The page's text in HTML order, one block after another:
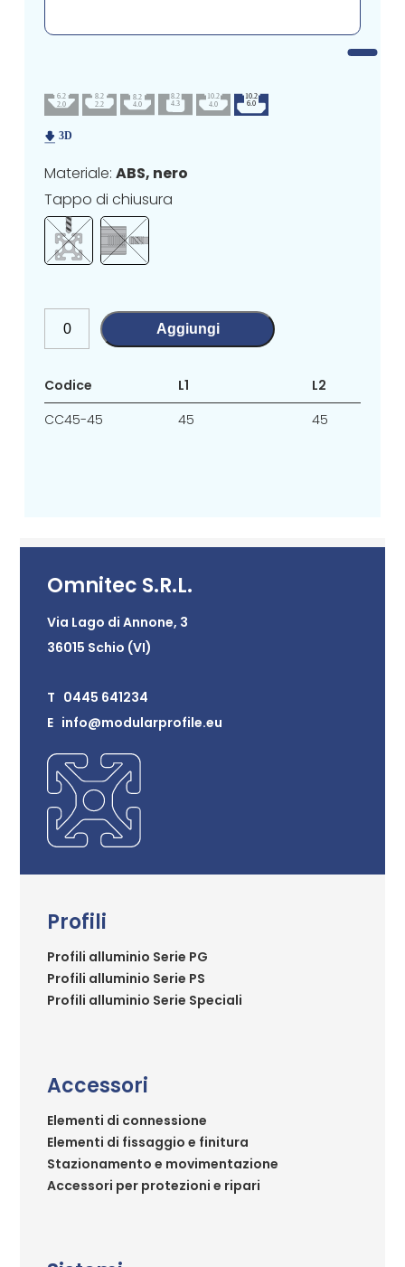
Materiale:ABS, nero
Tappo di chiusura
Aggiungi
Codice
CC45-45
L1
45
L2
45
Omnitec S.R.L.
Via Lago di Annone, 3
36015 Schio (VI)
T 0445 641234
E info@modularprofile.eu
Profili
Profili alluminio Serie PG
Profili alluminio Serie PS
Profili alluminio Serie Speciali
Accessori
Elementi di connessione
Elementi di fissaggio e finitura
Stazionamento e movimentazione
Accessori per protezioni e ripari